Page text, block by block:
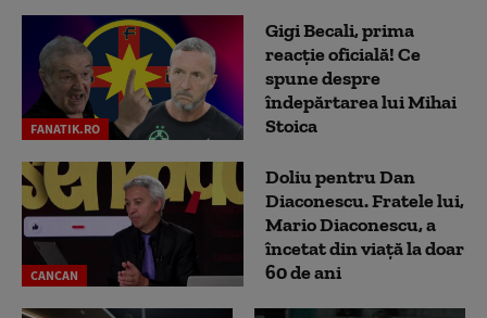
FANATIK.RO
Gigi Becali, prima
reacție oficială! Ce
spune despre
îndepărtarea lui Mihai
Stoica
CANCAN
Doliu pentru Dan
Diaconescu. Fratele lui,
Mario Diaconescu, a
încetat din viață la doar
60 de ani